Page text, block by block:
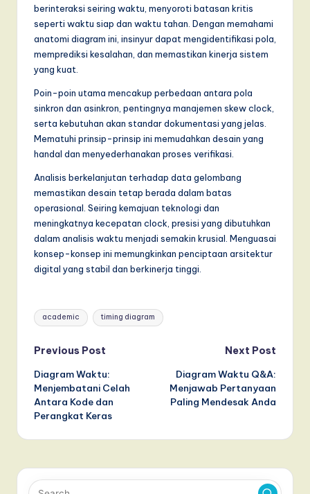
berinteraksi seiring waktu, menyoroti batasan kritis
seperti waktu siap dan waktu tahan. Dengan memahami
anatomi diagram ini, insinyur dapat mengidentifikasi pola,
memprediksi kesalahan, dan memastikan kinerja sistem
yang kuat.
Poin-poin utama mencakup perbedaan antara pola
sinkron dan asinkron, pentingnya manajemen skew clock,
serta kebutuhan akan standar dokumentasi yang jelas.
Mematuhi prinsip-prinsip ini memudahkan desain yang
handal dan menyederhanakan proses verifikasi.
Analisis berkelanjutan terhadap data gelombang
memastikan desain tetap berada dalam batas
operasional. Seiring kemajuan teknologi dan
meningkatnya kecepatan clock, presisi yang dibutuhkan
dalam analisis waktu menjadi semakin krusial. Menguasai
konsep-konsep ini memungkinkan penciptaan arsitektur
digital yang stabil dan berkinerja tinggi.
Tags:
academic timing diagram
Post
navigation
Previous Post
Diagram Waktu:
Menjembatani Celah
Antara Kode dan
Perangkat Keras
Next Post
Diagram Waktu Q&A:
Menjawab Pertanyaan
Paling Mendesak Anda